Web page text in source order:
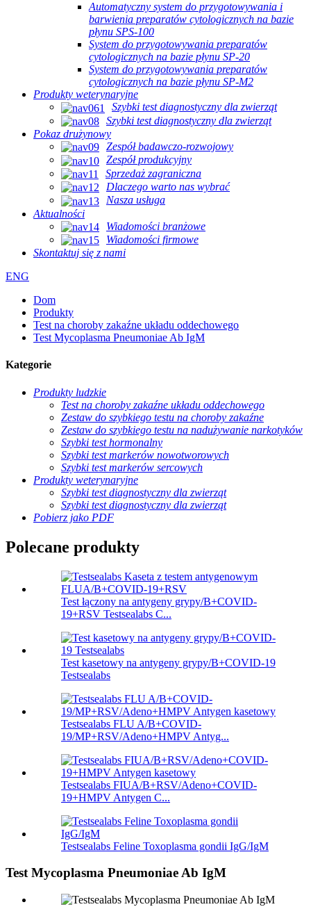
Automatyczny system do przygotowywania i
barwienia preparatów cytologicznych na bazie
płynu SPS-100
System do przygotowywania preparatów
cytologicznych na bazie płynu SP-20
System do przygotowywania preparatów
cytologicznych na bazie płynu SP-M2
Produkty weterynaryjne
Szybki test diagnostyczny dla zwierząt
Szybki test diagnostyczny dla zwierząt
Pokaz drużynowy
Zespół badawczo-rozwojowy
Zespół produkcyjny
Sprzedaż zagraniczna
Dlaczego warto nas wybrać
Nasza usługa
Aktualności
Wiadomości branżowe
Wiadomości firmowe
Skontaktuj się z nami
ENG
Dom
Produkty
Test na choroby zakaźne układu oddechowego
Test Mycoplasma Pneumoniae Ab IgM
Kategorie
Produkty ludzkie
Test na choroby zakaźne układu oddechowego
Zestaw do szybkiego testu na choroby zakaźne
Zestaw do szybkiego testu na nadużywanie narkotyków
Szybki test hormonalny
Szybki test markerów nowotworowych
Szybki test markerów sercowych
Produkty weterynaryjne
Szybki test diagnostyczny dla zwierząt
Szybki test diagnostyczny dla zwierząt
Pobierz jako PDF
Polecane produkty
Test łączony na antygeny grypy/B+COVID-
19+RSV Testsealabs C...
Test kasetowy na antygeny grypy/B+COVID-19
Testsealabs
Testsealabs FLU A/B+COVID-
19/MP+RSV/Adeno+HMPV Antyg...
Testsealabs FIUA/B+RSV/Adeno+COVID-
19+HMPV Antygen C...
Testsealabs Feline Toxoplasma gondii IgG/IgM
Test Mycoplasma Pneumoniae Ab IgM